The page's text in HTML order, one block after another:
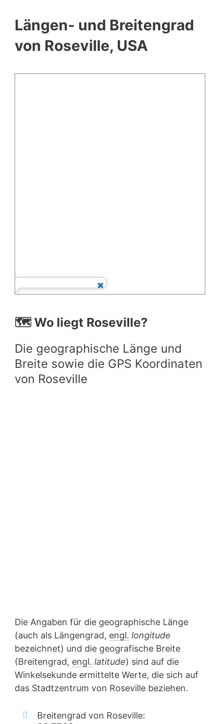
Längen- und Breitengrad
von Roseville, USA
🗺️ Wo liegt Roseville?
Die geographische Länge und
Breite sowie die GPS Koordinaten
von Roseville
Die Angaben für die geographische Länge
(auch als Längengrad, engl. longitude
bezeichnet) und die geografische Breite
(Breitengrad, engl. latitude) sind auf die
Winkelsekunde ermittelte Werte, die sich auf
das Stadtzentrum von Roseville beziehen.
Breitengrad von Roseville: